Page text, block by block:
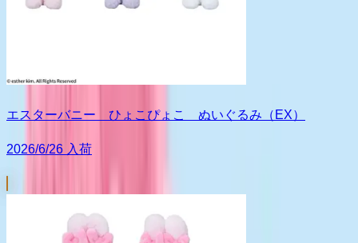
エスターバニー ひょこぴょこ ぬいぐるみ（EX）
2026/6/26 入荷